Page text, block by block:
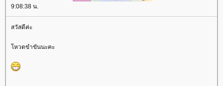
9:08:38 น.
สวัสดีค่ะ
หวตขำขันนะคะ